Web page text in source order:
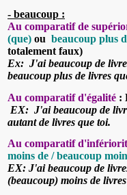
- beaucoup :
Au comparatif de
(que) ou beaucoup plus
totalement faux)
Ex: J'aibeaucoup de
beaucoup plus de livres
Au comparatif d'égalité :
EX: J'aibeaucoup de
autantde livres que toi.
Au comparatif
moins de / beaucoup
EX: J'aibeaucoup de
(beaucoup) moins de livres